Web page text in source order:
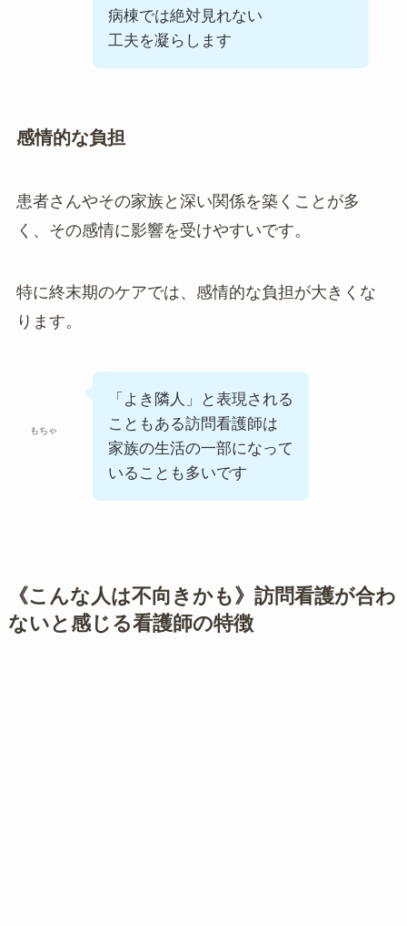
病棟では絶対見れない
工夫を凝らします
感情的な負担
患者さんやその家族と深い関係を築くことが多
く、その感情に影響を受けやすいです。
特に終末期のケアでは、感情的な負担が大きくな
ります。
もちゃ
「よき隣人」と表現される
こともある訪問看護師は
家族の生活の一部になって
いることも多いです
《こんな人は不向きかも》訪問看護が合わ
ないと感じる看護師の特徴